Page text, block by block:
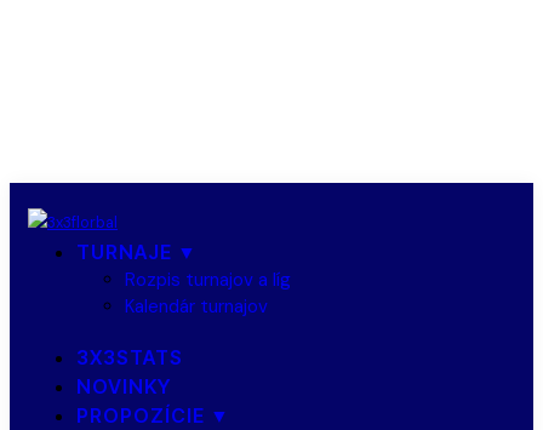
TURNAJE ▼
Rozpis turnajov a líg
Kalendár turnajov
3X3STATS
NOVINKY
PROPOZÍCIE ▼